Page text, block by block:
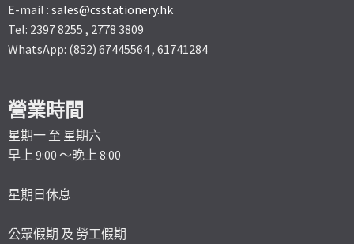
E-mail : sales@csstationery.hk
Tel: 2397 8255 , 2778 3809
WhatsApp: (852) 67445564 , 61741284
營業時間
星期一 至 星期六
早上 9:00 ～晚上 8:00
星期日休息
公眾假期 及 勞工假期